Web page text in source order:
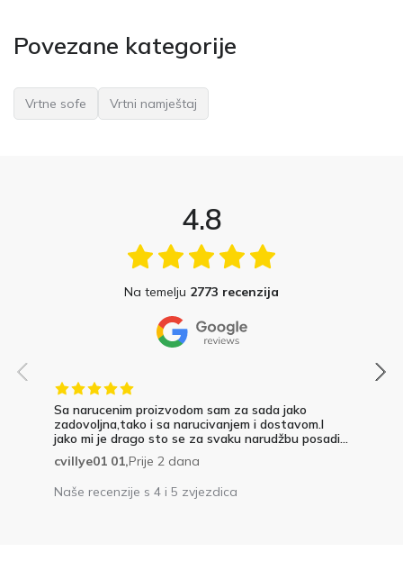
Povezane kategorije
Vrtne sofe Vrtni namještaj
4.8
Na temelju 2773 recenzija
Sa narucenim proizvodom sam za sada jako
zadovoljna,tako i sa narucivanjem i dostavom.I
jako mi je drago sto se za svaku narudžbu posadi...
cvillye01 01,Prije 2 dana
Naše recenzije s 4 i 5 zvjezdica